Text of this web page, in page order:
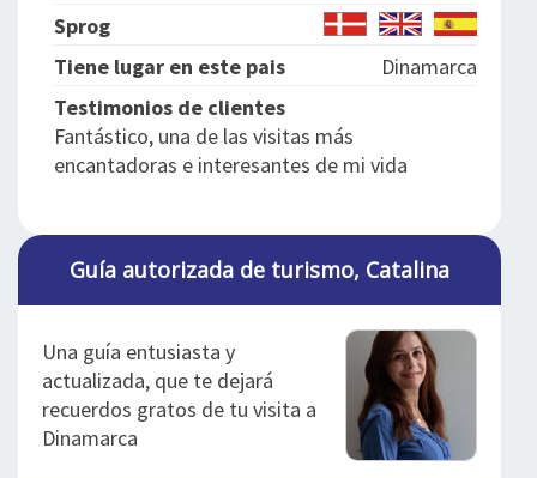
Sprog
Tiene lugar en este pais
Dinamarca
Testimonios de clientes
Fantástico, una de las visitas más
encantadoras e interesantes de mi vida
Guía autorizada de turismo, Catalina
Una guía entusiasta y
actualizada, que te dejará
recuerdos gratos de tu visita a
Dinamarca